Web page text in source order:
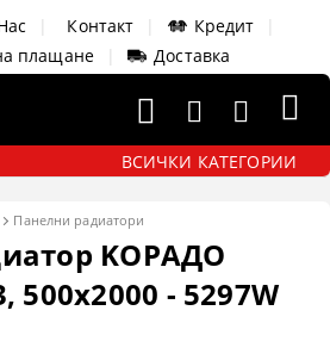
Контакт Кредит
плащане
Доставка
ВСИЧКИ КАТЕГОРИИ
Панелни радиатори
KОРАДО
500x2000 - 5297W